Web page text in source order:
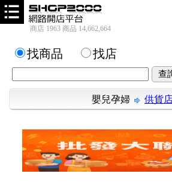
商店 1963 商品 14,662,664
找商品 找店
嬰兒孕婦 供貨